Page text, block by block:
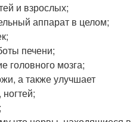
и взрослых;
аппарат в целом;
печени;
головного мозга;
а также улучшает